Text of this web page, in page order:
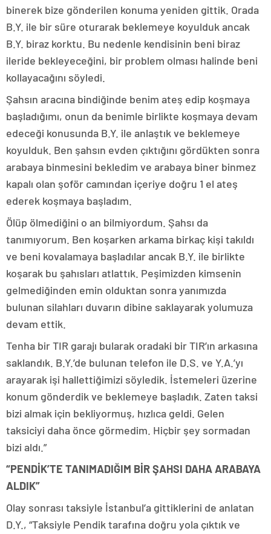
binerek bize gönderilen konuma yeniden gittik. Orada
B.Y. ile bir süre oturarak beklemeye koyulduk ancak
B.Y. biraz korktu. Bu nedenle kendisinin beni biraz
ileride bekleyeceğini, bir problem olması halinde beni
kollayacağını söyledi.
Şahsın aracına bindiğinde benim ateş edip koşmaya
başladığımı, onun da benimle birlikte koşmaya devam
edeceği konusunda B.Y. ile anlaştık ve beklemeye
koyulduk. Ben şahsın evden çıktığını gördükten sonra
arabaya binmesini bekledim ve arabaya biner binmez
kapalı olan şoför camından içeriye doğru 1 el ateş
ederek koşmaya başladım.
Ölüp ölmediğini o an bilmiyordum. Şahsı da
tanımıyorum. Ben koşarken arkama birkaç kişi takıldı
ve beni kovalamaya başladılar ancak B.Y. ile birlikte
koşarak bu şahısları atlattık. Peşimizden kimsenin
gelmediğinden emin olduktan sonra yanımızda
bulunan silahları duvarın dibine saklayarak yolumuza
devam ettik.
Tenha bir TIR garajı bularak oradaki bir TIR’ın arkasına
saklandık. B.Y.’de bulunan telefon ile D.S. ve Y.A.’yı
arayarak işi hallettiğimizi söyledik. İstemeleri üzerine
konum gönderdik ve beklemeye başladık. Zaten taksi
bizi almak için bekliyormuş, hızlıca geldi. Gelen
taksiciyi daha önce görmedim. Hiçbir şey sormadan
bizi aldı.”
“PENDİK’TE TANIMADIĞIM BİR ŞAHSI DAHA ARABAYA
ALDIK”
Olay sonrası taksiyle İstanbul’a gittiklerini de anlatan
D.Y., “Taksiyle Pendik tarafına doğru yola çıktık ve